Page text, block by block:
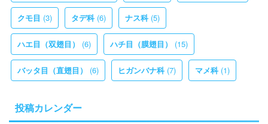
クモ目 (3) タデ科(6) ナス科(5)
ハエ目（双翅目） (6) ハチ目（膜翅目） (15)
バッタ目（直翅目） (6) ヒガンバナ科(7) マメ科(1)
投稿カレンダー